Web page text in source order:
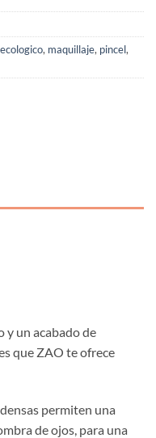
ecologico, maquillaje, pincel,
y un acabado de
que ZAO te ofrece
permiten una
de ojos, para una